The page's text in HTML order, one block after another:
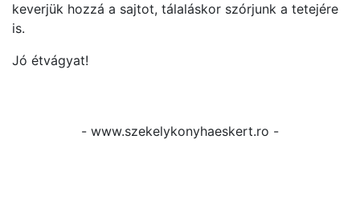
keverjük hozzá a sajtot, tálaláskor szórjunk a tetejére
is.
Jó étvágyat!
- www.szekelykonyhaeskert.ro -